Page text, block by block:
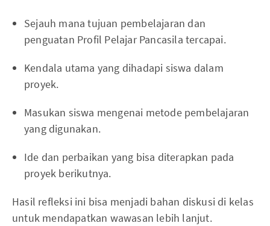
Sejauh mana tujuan pembelajaran dan
penguatan Profil Pelajar Pancasila tercapai.
Kendala utama yang dihadapi siswa dalam
proyek.
Masukan siswa mengenai metode pembelajaran
yang digunakan.
Ide dan perbaikan yang bisa diterapkan pada
proyek berikutnya.
Hasil refleksi ini bisa menjadi bahan diskusi di kelas
untuk mendapatkan wawasan lebih lanjut.